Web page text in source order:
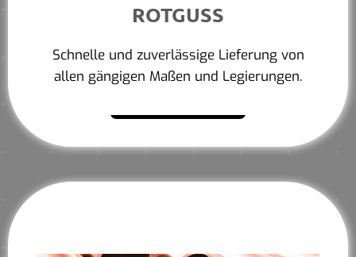
ROTGUSS
Schnelle und zuverlässige Lieferung von
allen gängigen Maßen und Legierungen.